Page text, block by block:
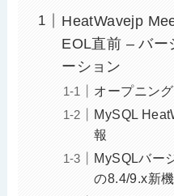
HeatWavejp
EOL直前 – バー
ーション
オープニン
MySQL
報
MySQLバー
の8.4/9.x新